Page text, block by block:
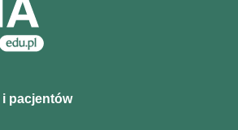
i pacjentów